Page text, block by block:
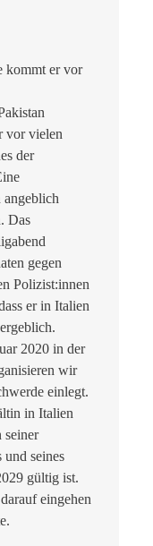
kommt er vor
vor vielen
der
angeblich
Das
gegen
Polizist:innen
er in Italien
2020 in der
wir
einlegt.
in Italien
seiner
seines
gültig ist.
eingehen